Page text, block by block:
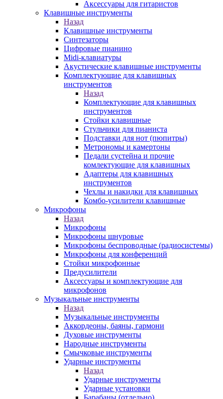
Аксессуары для гитаристов
Клавишные инструменты
Назад
Клавишные инструменты
Синтезаторы
Цифровые пианино
Midi-клавиатуры
Акустические клавишные инструменты
Комплектующие для клавишных
инструментов
Назад
Комплектующие для клавишных
инструментов
Стойки клавишные
Стульчики для пианиста
Подставки для нот (пюпитры)
Метрономы и камертоны
Педали сустейна и прочие
комлектующие для клавишных
Адаптеры для клавишных
инструментов
Чехлы и накидки для клавишных
Комбо-усилители клавишные
Микрофоны
Назад
Микрофоны
Микрофоны шнуровые
Микрофоны беспроводные (радиосистемы)
Микрофоны для конференций
Стойки микрофонные
Предусилители
Аксессуары и комплектующие для
микрофонов
Музыкальные инструменты
Назад
Музыкальные инструменты
Аккордеоны, баяны, гармони
Духовые инструменты
Народные инструменты
Смычковые инструменты
Ударные инструменты
Назад
Ударные инструменты
Ударные установки
Барабаны (отдельно)